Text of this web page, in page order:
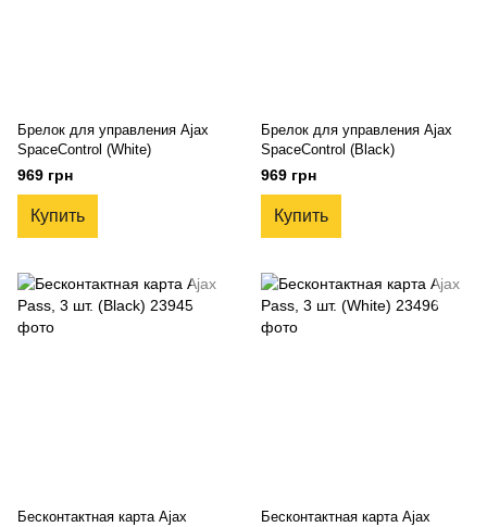
Брелок для управления Ajax
SpaceControl (White)
969 грн
Купить
Брелок для управления Ajax
SpaceControl (Black)
969 грн
Купить
Беcконтактная карта Ajax
Беcконтактная карта Ajax